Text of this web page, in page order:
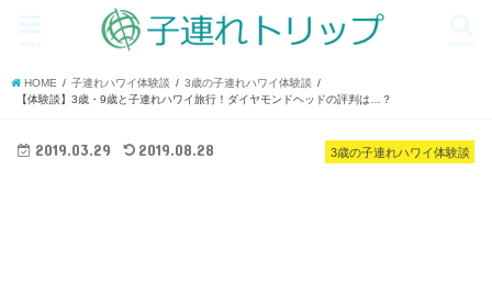
HOME 子連れハワイ体験談
3歳の子連れハワイ体験談
【体験談】3歳・9歳と子連れハワイ旅行！ダイヤモンドヘッドの評判は…？
3歳の子連れハワイ体験談
2019.03.29 2019.08.28